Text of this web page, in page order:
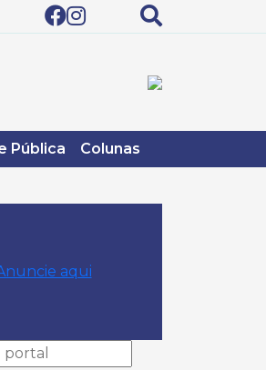
Pública Colunas
aqui